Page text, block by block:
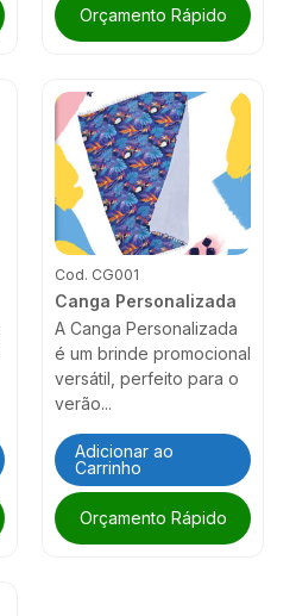
Orçamento Rápido
Cod. CG001
Canga Personalizada
A Canga Personalizada
é um brinde promocional
versátil, perfeito para o
verão...
Adicionar ao
Carrinho
Orçamento Rápido